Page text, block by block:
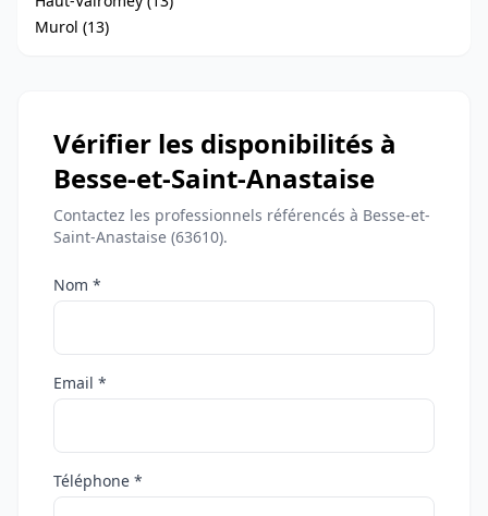
Murol (13)
Vérifier les disponibilités à
Besse-et-Saint-Anastaise
Contactez les professionnels référencés à Besse-et-
Saint-Anastaise (63610).
Nom *
Email *
Téléphone *